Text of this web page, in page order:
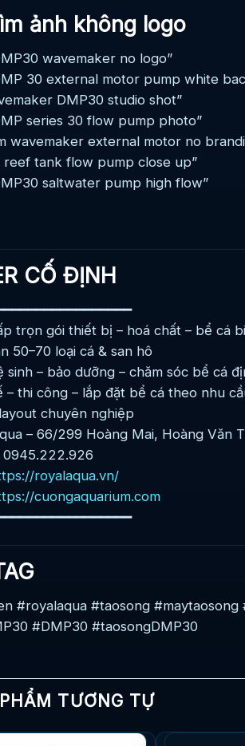
ảnh không logo
wavemaker no logo”
30 external motor pump white
DMP30 studio shot”
series 30 flow pump photo”
wavemaker external motor no
reef tank flow pump close up”
saltwater pump high flow”
CỐ ĐỊNH
trọn gói thiết bị – hoá chất – bể cá
50–70 loại cá & san hô
sinh – bảo dưỡng – chăm sóc bể cá
– thi công – lắp đặt bể cá theo nhu
chuyên nghiệp
– 66/299 Hoàng Mai, Hoàng Văn
0945.222.926
royalaqua.vn/
cuongaquarium.com
#royalaqua #taosong #maytaosong
#DMP30 #taosongDMP30
TƯƠNG TỰ